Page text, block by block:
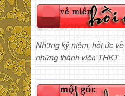
Những kỷ niệm, hồi ức
những thành viên THKT